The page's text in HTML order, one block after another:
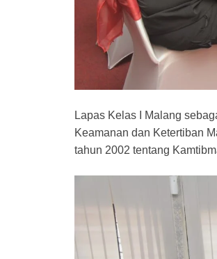
Lapas Kelas I Malang
Keamanan dan Ketertiban
tahun 2002 tentang